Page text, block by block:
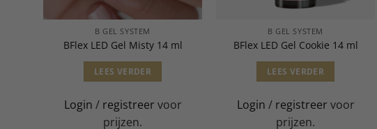
B GEL SYSTEM
BFlex LED Gel Misty 14 ml
LEES VERDER
Login / registreer voor
prijzen.
B GEL SYSTEM
BFlex LED Gel Cookie 14 ml
LEES VERDER
Login / registreer voor
prijzen.